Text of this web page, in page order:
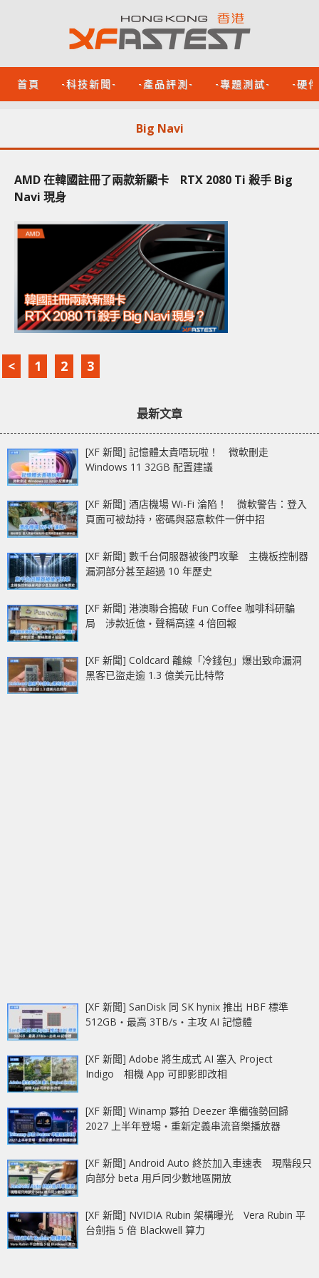
首頁 -科技新聞- -產品評測- -專題測試- -硬
Big Navi
AMD 在韓國註冊了兩款新顯卡 RTX 2080 Ti 殺手 Big
Navi 現身
< 1 2 3
最新文章
[XF 新聞] 記憶體太貴唔玩啦！ 微軟刪走
Windows 11 32GB 配置建議
[XF 新聞] 酒店機場 Wi-Fi 淪陷！ 微軟警告：登入
頁面可被劫持，密碼與惡意軟件一併中招
[XF 新聞] 數千台伺服器被後門攻擊 主機板控制器
漏洞部分甚至超過 10 年歷史
[XF 新聞] 港澳聯合搗破 Fun Coffee 咖啡科研騙
局 涉款近億‧聲稱高達 4 倍回報
[XF 新聞] Coldcard 離線「冷錢包」爆出致命漏洞
黑客已盜走逾 1.3 億美元比特幣
[XF 新聞] SanDisk 同 SK hynix 推出 HBF 標準
512GB‧最高 3TB/s‧主攻 AI 記憶體
[XF 新聞] Adobe 將生成式 AI 塞入 Project
Indigo 相機 App 可即影即改相
[XF 新聞] Winamp 夥拍 Deezer 準備強勢回歸
2027 上半年登場‧重新定義串流音樂播放器
[XF 新聞] Android Auto 終於加入車速表 現階段只
向部分 beta 用戶同少數地區開放
[XF 新聞] NVIDIA Rubin 架構曝光 Vera Rubin 平
台劍指 5 倍 Blackwell 算力